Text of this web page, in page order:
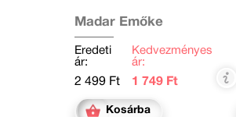
Madar Emőke
Eredeti
ár:
2 499 Ft
Kedvezményes
ár:
1 749 Ft
Kosárba